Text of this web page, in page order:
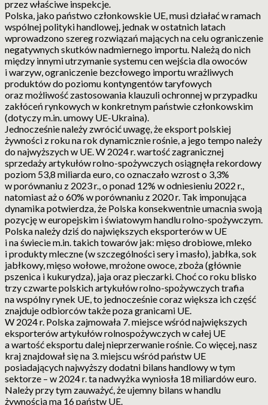
przez właściwe inspekcje.
Polska, jako państwo członkowskie UE, musi działać w ramach
wspólnej polityki handlowej, jednak w ostatnich latach
wprowadzono szereg rozwiązań mających na celu ograniczenie
negatywnych skutków nadmiernego importu. Należą do nich
między innymi utrzymanie systemu cen wejścia dla owoców
i warzyw, ograniczenie bezcłowego importu wrażliwych
produktów do poziomu kontyngentów taryfowych
oraz możliwość zastosowania klauzuli ochronnej w przypadku
zakłóceń rynkowych w konkretnym państwie członkowskim
(dotyczy m.in. umowy UE-Ukraina).
Jednocześnie należy zwrócić uwagę, że eksport polskiej
żywności z roku na rok dynamicznie rośnie, a jego tempo należy
do najwyższych w UE. W 2024 r. wartość zagranicznej
sprzedaży artykułów rolno-spożywczych osiągnęła rekordowy
poziom 53,8 miliarda euro, co oznaczało wzrost o 3,3%
w porównaniu z 2023 r., o ponad 12% w odniesieniu 2022 r.,
natomiast aż o 60% w porównaniu z 2020 r. Tak imponująca
dynamika potwierdza, że Polska konsekwentnie umacnia swoją
pozycję w europejskim i światowym handlu rolno-spożywczym.
Polska należy dziś do największych eksporterów w UE
i na świecie m.in. takich towarów jak: mięso drobiowe, mleko
i produkty mleczne (w szczególności sery i masło), jabłka, sok
jabłkowy, mięso wołowe, mrożone owoce, zboża (głównie
pszenica i kukurydza), jaja oraz pieczarki. Choć co roku blisko
trzy czwarte polskich artykułów rolno-spożywczych trafia
na wspólny rynek UE, to jednocześnie coraz większa ich część
znajduje odbiorców także poza granicami UE.
W 2024 r. Polska zajmowała 7. miejsce wśród największych
eksporterów artykułów rolno­spożywczych w całej UE
a wartość eksportu dalej nieprzerwanie rośnie. Co więcej, nasz
kraj znajdował się na 3. miejscu wśród państw UE
posiadających najwyższy dodatni bilans handlowy w tym
sektorze – w 2024 r. ta nadwyżka wyniosła 18 miliardów euro.
Należy przy tym zauważyć, że ujemny bilans w handlu
żywnością ma 16 państw UE.